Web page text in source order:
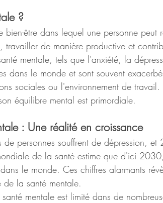
?
bien-être dans lequel une personne peut
de manière productive et
mentale, tels que l'anxiété, la
dans le monde et sont souvent
sociales ou l'environnement de
équilibre mental est primordiale.
: Une réalité en croissance
personnes souffrent de dépression, et
de la santé estime que d'ici
le monde. Ces chiffres alarmants
de la santé mentale.
mentale est limité dans de